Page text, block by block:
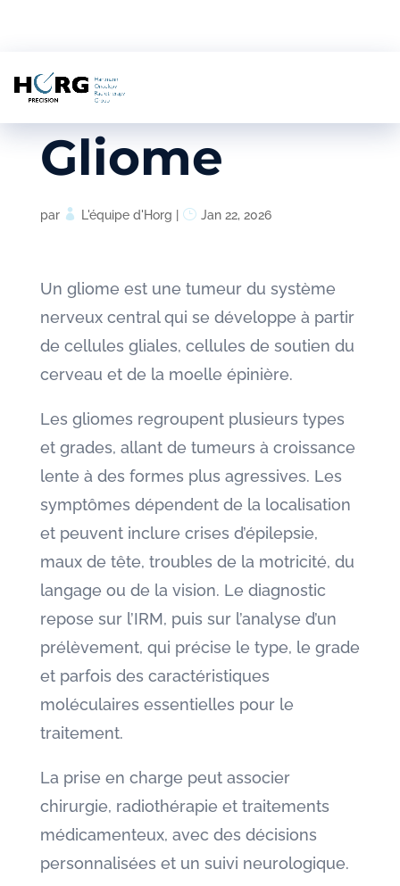
Gliome
par L'équipe d'Horg Jan 22, 2026
Un gliome est une tumeur du système
nerveux central qui se développe à partir
de cellules gliales, cellules de soutien du
cerveau et de la moelle épinière.
Les gliomes regroupent plusieurs types
et grades, allant de tumeurs à croissance
lente à des formes plus agressives. Les
symptômes dépendent de la localisation
et peuvent inclure crises d’épilepsie,
maux de tête, troubles de la motricité, du
langage ou de la vision. Le diagnostic
repose sur l’IRM, puis sur l’analyse d’un
prélèvement, qui précise le type, le grade
et parfois des caractéristiques
moléculaires essentielles pour le
traitement.
La prise en charge peut associer
chirurgie, radiothérapie et traitements
médicamenteux, avec des décisions
personnalisées et un suivi neurologique.